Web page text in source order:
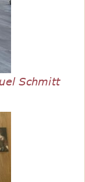
Schmitt